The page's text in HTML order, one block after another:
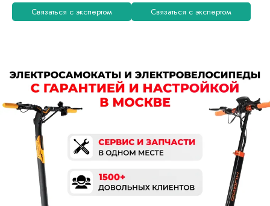
Связаться с экспертом Связаться с экспертом